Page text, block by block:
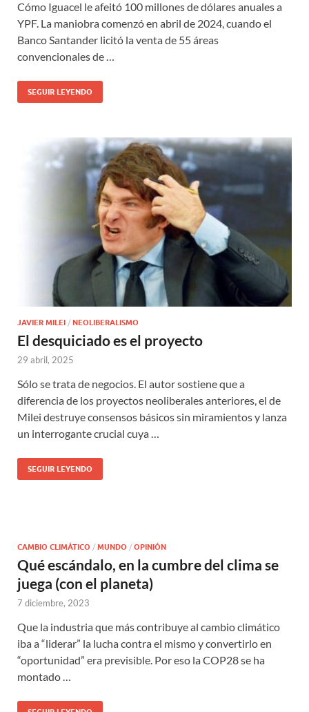
Cómo Iguacel le afeitó 100 millones de dólares anuales a
YPF. La maniobra comenzó en abril de 2024, cuando el
Banco Santander licitó la venta de 55 áreas
convencionales de …
SEGUIR LEYENDO
JAVIER MILEI / NEOLIBERALISMO
El desquiciado es el proyecto
29 abril, 2025
Sólo se trata de negocios. El autor sostiene que a
diferencia de los proyectos neoliberales anteriores, el de
Milei destruye consensos básicos sin miramientos y lanza
un interrogante crucial cuya …
SEGUIR LEYENDO
CAMBIO CLIMÁTICO / MUNDO / OPINIÓN
Qué escándalo, en la cumbre del clima se
juega (con el planeta)
7 diciembre, 2023
Que la industria que más contribuye al cambio climático
iba a “liderar” la lucha contra el mismo y convertirlo en
“oportunidad” era previsible. Por eso la COP28 se ha
montado …